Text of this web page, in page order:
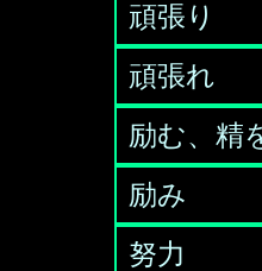
頑張り
頑張れ
励む、精
励み
努力